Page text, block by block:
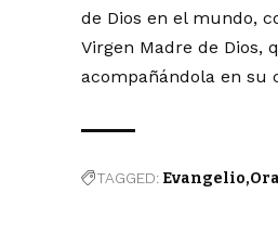
de Dios en el mundo,
Virgen Madre de Dios,
acompañándola en su
TAGGED: Evangelio